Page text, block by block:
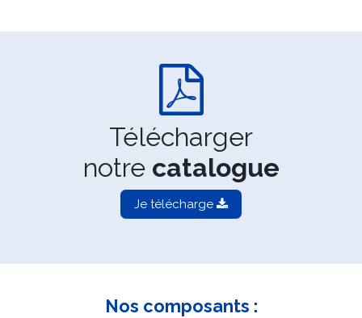
Télécharger
notre catalogue
Je télécharge
Nos composants :